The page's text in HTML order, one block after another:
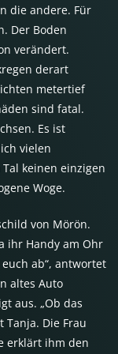
die andere. Für
Der Boden
verändert.
derart
metertief
sind fatal.
Es ist
vielen
keinen einzigen
Woge.
von Mörön.
ihr Handy am Ohr
ab“, antwortet
altes Auto
aus. „Ob das
Tanja. Die Frau
erklärt ihm den